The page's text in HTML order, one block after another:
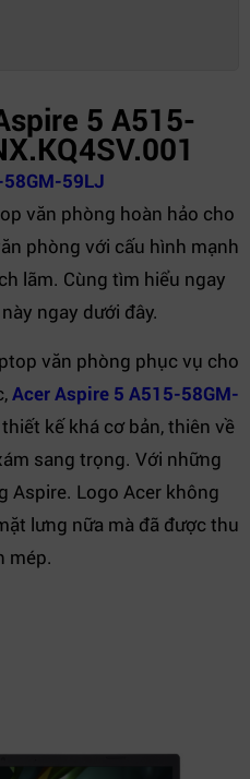
Home
(D) x 17.9 (H) mm
5 A515-
59LJ
văn phòng hoàn hảo cho
phòng với cấu hình mạnh
lãm. Cùng tìm hiểu ngay
này ngay dưới đây.
văn phòng phục vụ cho
Acer Aspire 5 A515-58GM-
kế khá cơ bản, thiên về
sang trọng. Với những
Aspire. Logo Acer không
lưng nữa mà đã được thu
mép.